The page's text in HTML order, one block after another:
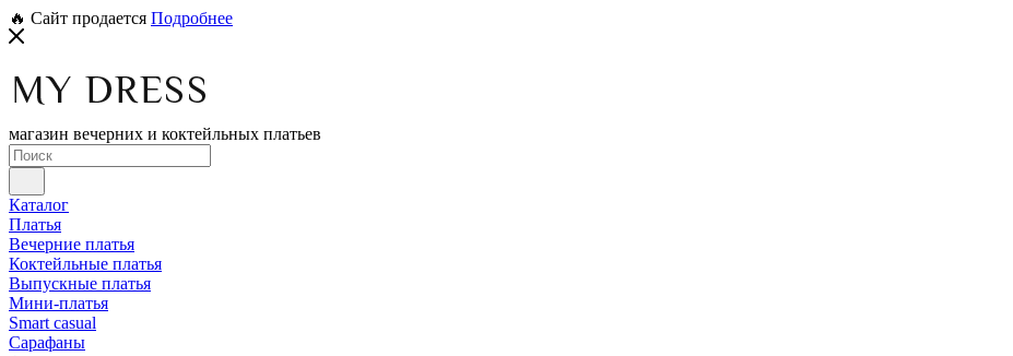
🔥 Сайт продается Подробнее
магазин вечерних и коктейльных платьев
Каталог
Платья
Вечерние платья
Коктейльные платья
Выпускные платья
Мини-платья
Smart casual
Сарафаны